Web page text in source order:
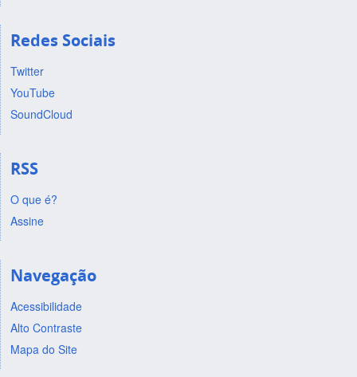
Redes Sociais
Twitter
YouTube
SoundCloud
RSS
O que é?
Assine
Navegação
Acessibilidade
Alto Contraste
Mapa do Site